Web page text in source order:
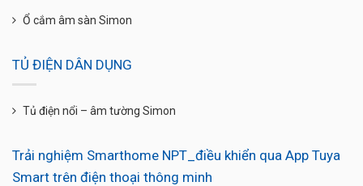
Ổ cắm âm sàn Simon
TỦ ĐIỆN DÂN DỤNG
Tủ điện nổi – âm tường Simon
Trải nghiệm Smarthome NPT_điều khiển qua App Tuya
Smart trên điện thoại thông minh